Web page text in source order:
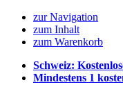
zur Navigation
zum Inhalt
zum Warenkorb
Schweiz:
Mindestens 1